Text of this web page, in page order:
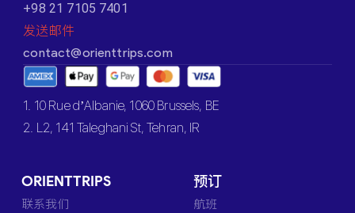
+98 21 7105 7401
发送邮件
contact@orienttrips.com
1. 10 Rue d’Albanie, 1060 Brussels, BE
2. L2, 141 Taleghani St, Tehran, IR
ORIENTTRIPS
联系我们
预订
航班